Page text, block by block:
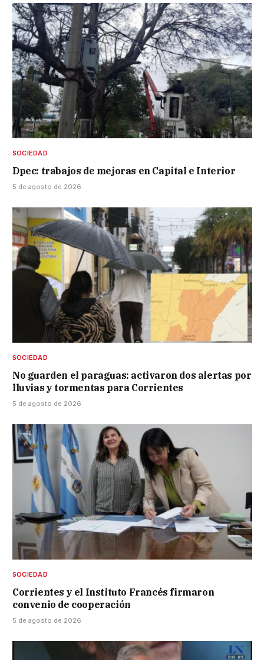
SOCIEDAD
Dpec: trabajos de mejoras en Capital e Interior
5 de agosto de 2026
SOCIEDAD
No guarden el paraguas: activaron dos alertas por
lluvias y tormentas para Corrientes
5 de agosto de 2026
SOCIEDAD
Corrientes y el Instituto Francés firmaron
convenio de cooperación
5 de agosto de 2026